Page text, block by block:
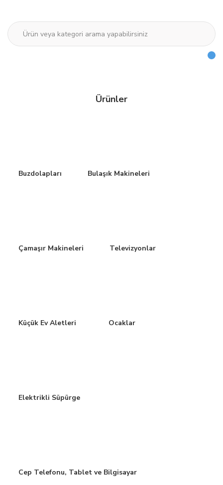
Ürünler
Buzdolapları Bulaşık Makineleri
Çamaşır Makineleri Televizyonlar
Küçük Ev Aletleri Ocaklar
Elektrikli Süpürge
Cep Telefonu, Tablet ve Bilgisayar